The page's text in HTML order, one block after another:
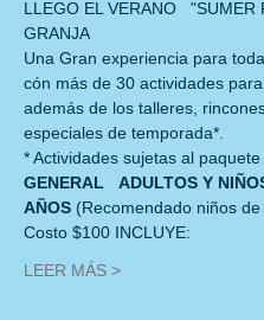
LLEGO EL VERANO   "SUMER
GRANJA
Una Gran experiencia para
cón más de 30 actividades
además de los talleres,
especiales de temporada*.
* Actividades sujetas al paquete
GENERAL   ADULTOS Y
AÑOS (Recomendado niños
Costo $100 INCLUYE:
LEER MÁS >